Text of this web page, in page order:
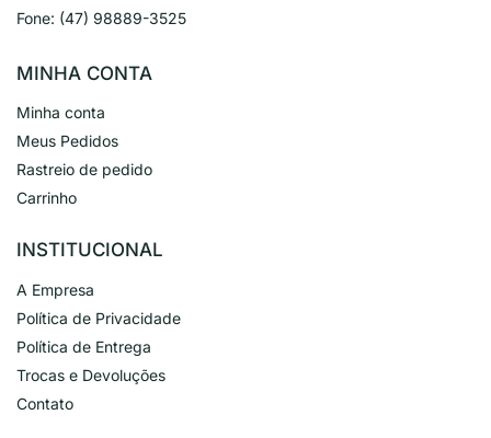
Fone: (47) 98889-3525
MINHA CONTA
Minha conta
Meus Pedidos
Rastreio de pedido
Carrinho
INSTITUCIONAL
A Empresa
Política de Privacidade
Política de Entrega
Trocas e Devoluções
Contato